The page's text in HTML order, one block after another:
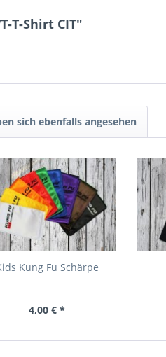
T-Shirt CIT"
sich ebenfalls angesehen
Kung Fu Schärpe
4,00 € *